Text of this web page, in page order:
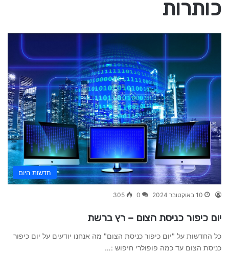
כותרות
חדשות היום
10 באוקטובר 2024 0
305
יום כיפור כניסת הצום – רץ ברשת
כל החדשות על "יום כיפור כניסת הצום" מה אנחנו יודעים על יום כיפור
כניסת הצום עד כמה פופולרי חיפוש :…